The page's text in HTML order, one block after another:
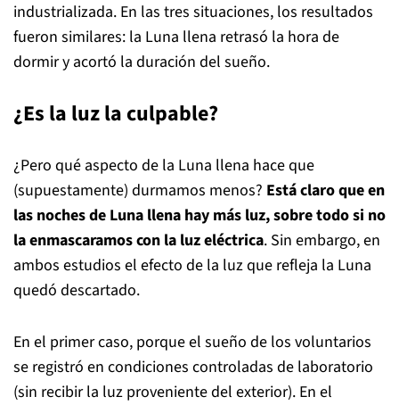
industrializada. En las tres situaciones, los resultados
fueron similares: la Luna llena retrasó la hora de
dormir y acortó la duración del sueño.
¿Es la luz la culpable?
¿Pero qué aspecto de la Luna llena hace que
(supuestamente) durmamos menos? Está claro que en
las noches de Luna llena hay más luz, sobre todo si no
la enmascaramos con la luz eléctrica. Sin embargo, en
ambos estudios el efecto de la luz que refleja la Luna
quedó descartado.
En el primer caso, porque el sueño de los voluntarios
se registró en condiciones controladas de laboratorio
(sin recibir la luz proveniente del exterior). En el